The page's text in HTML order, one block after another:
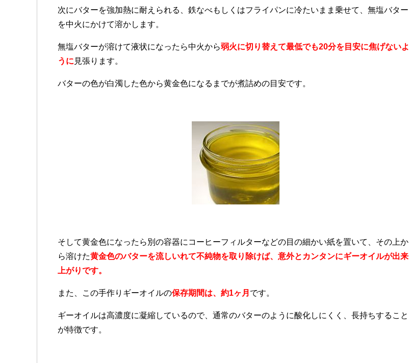
次にバターを強加熱に耐えられる、鉄なべもしくはフライパンに冷たいまま乗せて、無塩バター
を中火にかけて溶かします。
無塩バターが溶けて液状になったら中火から弱火に切り替えて最低でも20分を目安に焦げないよ
うに 見張ります。
バターの色が白濁した色から黄金色になるまでが煮詰めの目安です。
そして黄金色になったら別の容器にコーヒーフィルターなどの目の細かい紙を置いて、その上か
ら溶けた黄金色のバターを流しいれて不純物を取り除けば、意外とカンタンにギーオイルが出来
上がりです。
また、この手作りギーオイルの保存期間は、約1ヶ月 です。
ギーオイルは高濃度に凝縮しているので、通常のバターのように酸化しにくく、長持ちすること
が特徴です。